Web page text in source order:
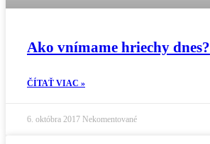
Ako vnímame hriechy dnes?
ČÍTAŤ VIAC »
6. októbra 2017 Nekomentované